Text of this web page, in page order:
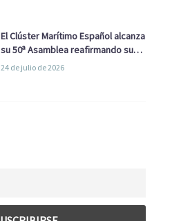
El Clúster Marítimo Español alcanza
su 50ª Asamblea reafirmando su
liderazgo en la Economía Azul
24 de julio de 2026